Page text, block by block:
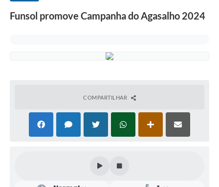
Funsol promove Campanha do Agasalho 2024
COMPARTILHAR